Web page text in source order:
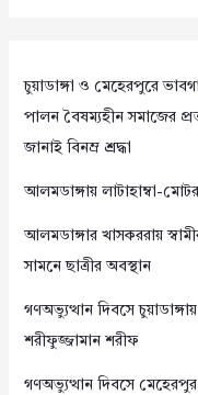
চুয়াডাঙ্গা ও মেহেরপুরে
পালন বৈষম্যহীন সমাজের
জানাই বিনম্র শ্রদ্ধা
আলমডাঙ্গায় লাটাহাম্বা-
আলমডাঙ্গার খাসকররায়
সামনে ছাত্রীর অবস্থান
গণঅভ্যুত্থান দিবসে
শরীফুজ্জামান শরীফ
গণঅভ্যুত্থান দিবসে